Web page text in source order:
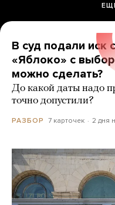
В суд подали иск
«Яблоко» с
можно сделать?
До какой даты надо
точно допустили?
РАЗБОР 7 карточек 2 дня